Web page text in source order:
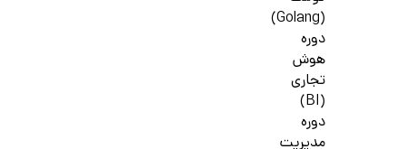
(Golang)
دوره
هوش
تجاری
(BI)
دوره
مدیریت